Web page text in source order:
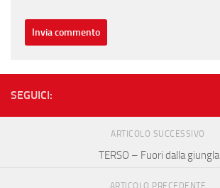
SEGUICI:
ARTICOLO SUCCESSIVO
TERSO – Fuori dalla giungla
ARTICOLO PRECEDENTE